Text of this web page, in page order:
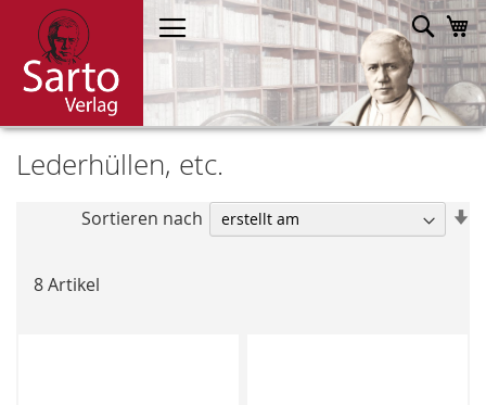
Direkt
zum
Inhalt
Lederhüllen, etc.
8Artikel
Sortieren nach